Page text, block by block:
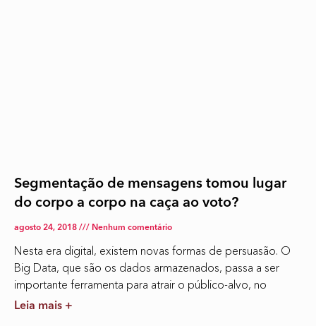
Segmentação de mensagens tomou lugar
do corpo a corpo na caça ao voto?
agosto 24, 2018 Nenhum comentário
Nesta era digital, existem novas formas de persuasão. O
Big Data, que são os dados armazenados, passa a ser
importante ferramenta para atrair o público-alvo, no
Leia mais +